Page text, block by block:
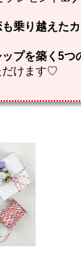
乗り越えた
ップを築く5つ
だけます♡